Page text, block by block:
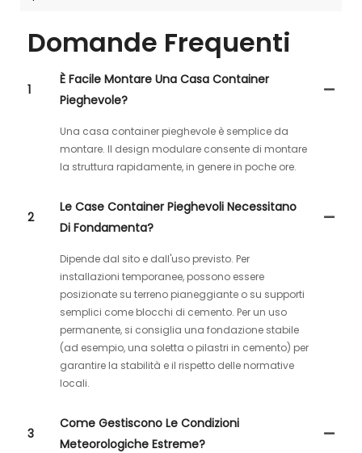
Domande Frequenti
1
È Facile Montare Una Casa Container
Pieghevole?
Una casa container pieghevole è semplice da
montare. Il design modulare consente di montare
la struttura rapidamente, in genere in poche ore.
2
Le Case Container Pieghevoli Necessitano
Di Fondamenta?
Dipende dal sito e dall'uso previsto. Per
installazioni temporanee, possono essere
posizionate su terreno pianeggiante o su supporti
semplici come blocchi di cemento. Per un uso
permanente, si consiglia una fondazione stabile
(ad esempio, una soletta o pilastri in cemento) per
garantire la stabilità e il rispetto delle normative
locali.
3
Come Gestiscono Le Condizioni
Meteorologiche Estreme?